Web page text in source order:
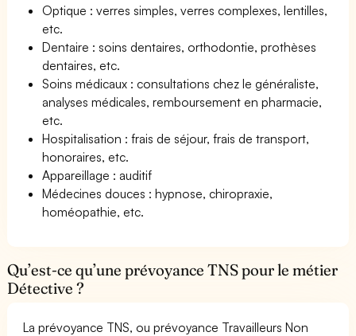
Optique : verres simples, verres complexes, lentilles,
etc.
Dentaire : soins dentaires, orthodontie, prothèses
dentaires, etc.
Soins médicaux : consultations chez le généraliste,
analyses médicales, remboursement en pharmacie,
etc.
Hospitalisation : frais de séjour, frais de transport,
honoraires, etc.
Appareillage : auditif
Médecines douces : hypnose, chiropraxie,
homéopathie, etc.
Qu’est-ce qu’une prévoyance TNS pour le métier
Détective ?
La prévoyance TNS, ou prévoyance Travailleurs Non